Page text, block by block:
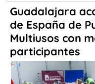
Guadalajara
de España de
Multiusos con
participantes